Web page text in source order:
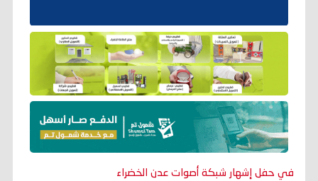
في حفل إشهار شبكة أصوات عدن الخضراء